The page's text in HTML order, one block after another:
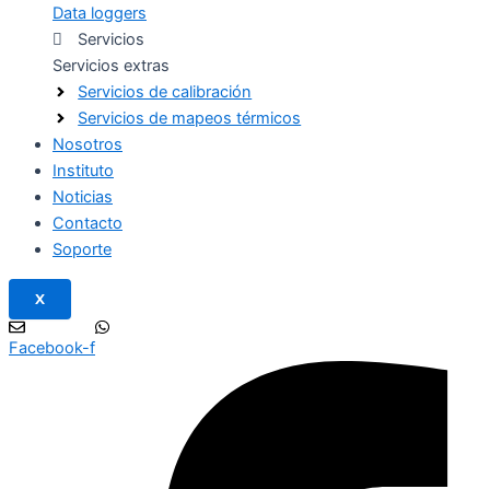
Data loggers
Servicios
Servicios extras
Servicios de calibración
Servicios de mapeos térmicos
Nosotros
Instituto
Noticias
Contacto
Soporte
X
Facebook-f